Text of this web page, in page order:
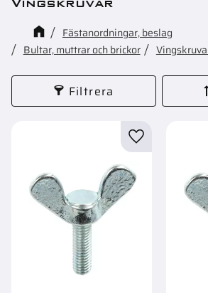
Fästanordningar, beslag
Bultar, muttrar och brickor
Filtrera
Lägg till i